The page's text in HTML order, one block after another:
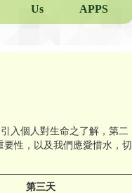
Us
APPS
入個人對生命之了解，第二
性，以及我們應愛惜水，切
第三天